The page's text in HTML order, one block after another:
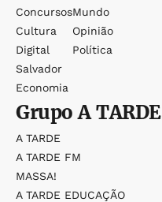
Concursos
Cultura
Digital
Salvador
Economia
Mundo
Opinião
Política
GrupoA TARDE
A TARDE
A TARDE FM
MASSA!
A TARDE EDUCAÇÃO